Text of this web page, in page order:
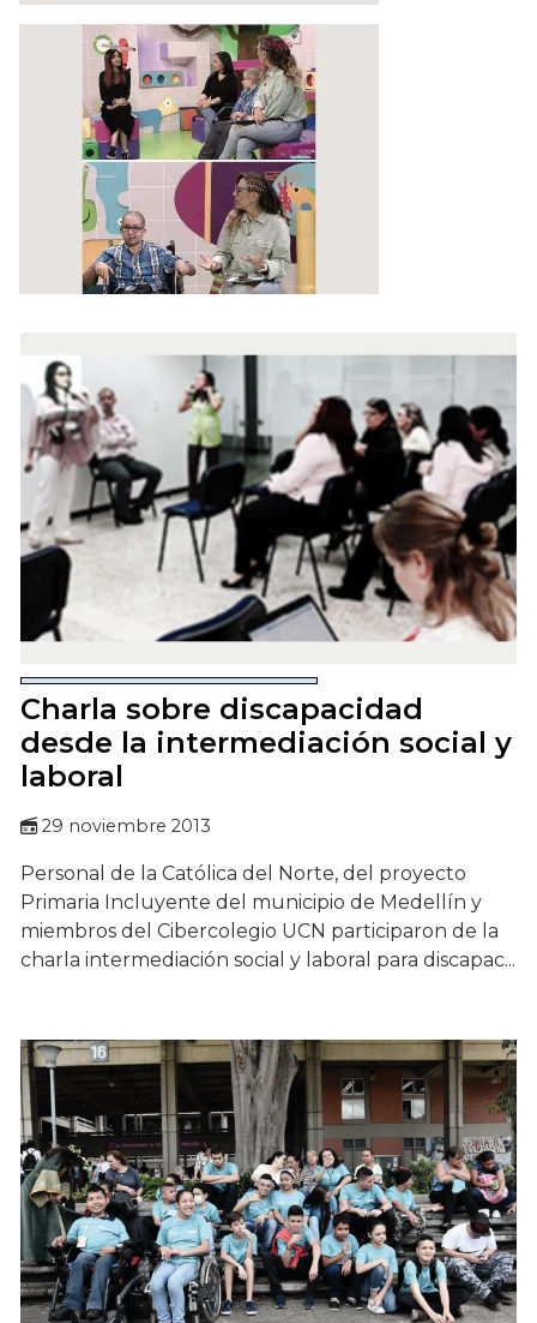
Charla sobre discapacidad
desde la intermediación social y
laboral
29 noviembre 2013
Personal de la Católica del Norte, del proyecto
Primaria Incluyente del municipio de Medellín y
miembros del Cibercolegio UCN participaron de la
charla intermediación social y laboral para discapac...